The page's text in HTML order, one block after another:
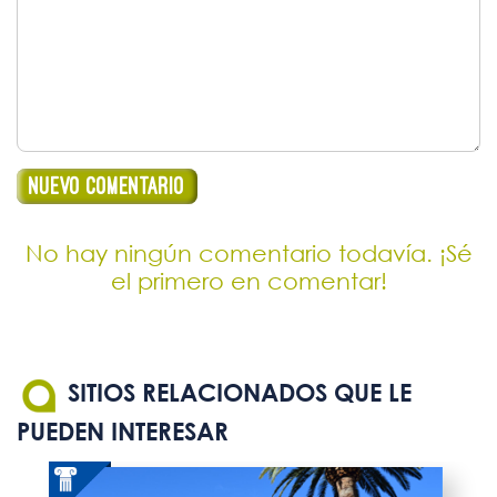
No hay ningún comentario todavía. ¡Sé
el primero en comentar!
SITIOS RELACIONADOS QUE LE
PUEDEN INTERESAR